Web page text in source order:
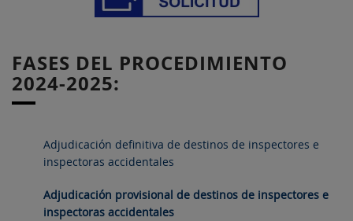
FASES DEL PROCEDIMIENTO
2024-2025:
Adjudicación definitiva de destinos de inspectores e
inspectoras accidentales
Adjudicación provisional de destinos de inspectores e
inspectoras accidentales